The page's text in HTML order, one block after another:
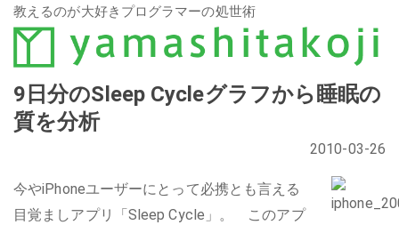
教えるのが大好きプログラマーの処世術
9日分のSleep Cycleグラフから睡眠の
質を分析
2010-03-26
今やiPhoneユーザーにとって必携とも言える
目覚ましアプリ「Sleep Cycle」。 このアプ